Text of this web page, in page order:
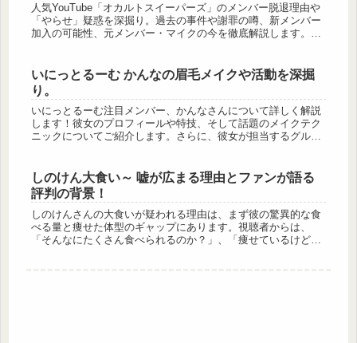
人気YouTube「オカルトスイーパーズ」のメンバー脱退理由や
「やらせ」疑惑を深掘り。過去の事件や謝罪の噂、新メンバー
加入の可能性、元メンバー・マイクの今を徹底解説します。オ
いにっとるーむ かんなの眉毛メイクや活動を深掘
り。
いにっとるーむ注目メンバー、かんなさんについて詳しく解説
します！彼女のプロフィールや特技、そして話題のメイクテク
ニックについてご紹介します。さらに、彼女が担当するグルー
しのけん大食い～ 嘘が広まる理由とファンが語る
評判の背景！
しのけんさんの大食いが疑われる理由は、まず彼の驚異的な食
べる量と痩せた体型のギャップにあります。視聴者からは、
「そんなにたくさん食べられるのか？」、「痩せているけど本